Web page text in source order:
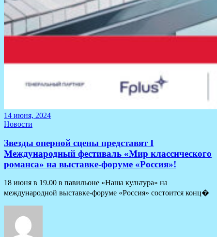
14 июня, 2024
Новости
Звезды оперной сцены представят I
Международный фестиваль «Мир классического
романса» на выставке-форуме «Россия»!
18 июня в 19.00 в павильоне «Наша культура» на
международной выставке-форуме «Россия» состоится конц�